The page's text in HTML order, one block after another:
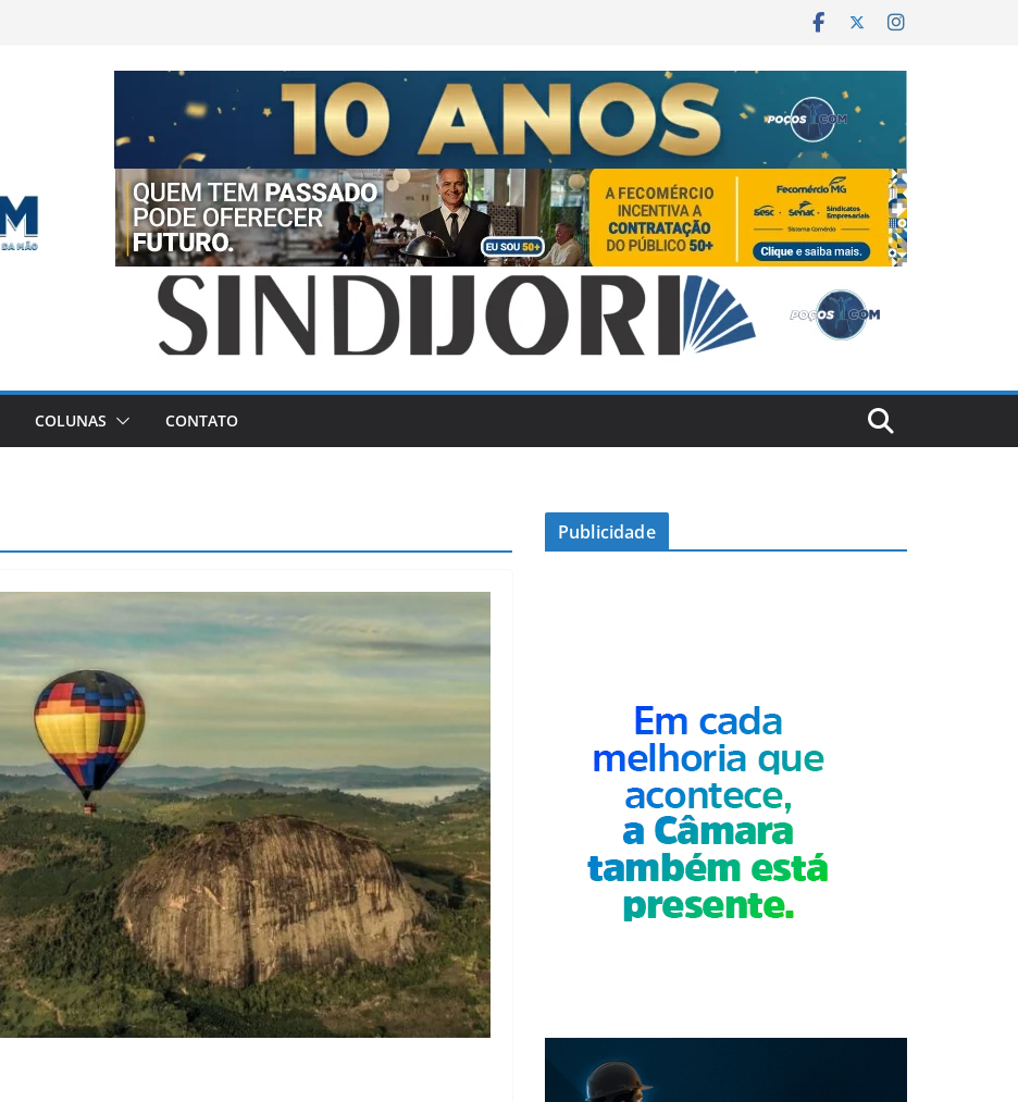
COLUNAS CONTATO
Publicidade